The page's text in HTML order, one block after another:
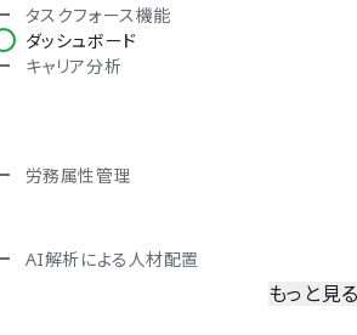
タスクフォース機能
ダッシュボード
キャリア分析
労務属性管理
AI解析による人材配置
もっと見